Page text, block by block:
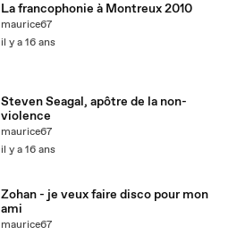
La francophonie à Montreux 2010
maurice67
il y a 16 ans
Steven Seagal, apôtre de la non-
violence
maurice67
il y a 16 ans
Zohan - je veux faire disco pour mon
ami
maurice67